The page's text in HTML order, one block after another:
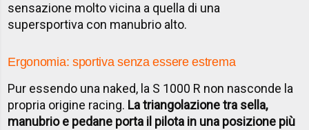
sensazione molto vicina a quella di una
supersportiva con manubrio alto.
Ergonomia: sportiva senza essere estrema
Pur essendo una naked, la S 1000 R non nasconde la
propria origine racing. La triangolazione tra sella,
manubrio e pedane porta il pilota in una posizione più